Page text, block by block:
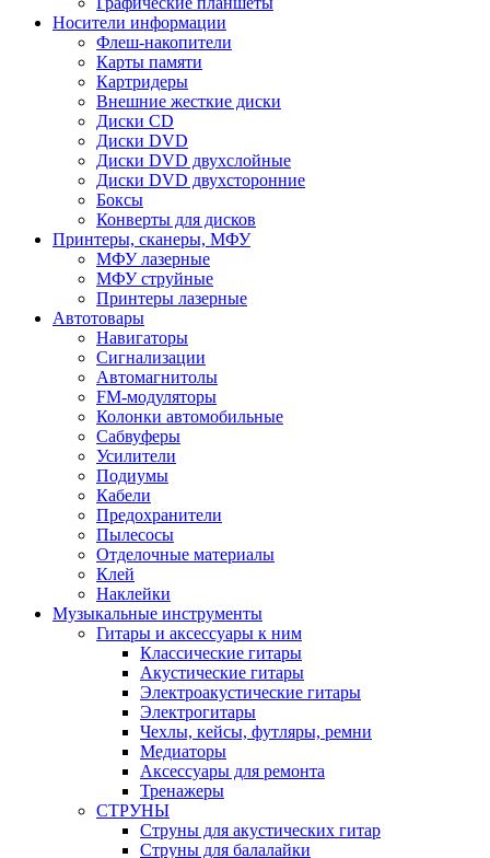
Носители информации
Флеш-накопители
Карты памяти
Картридеры
Внешние жесткие диски
Диски CD
Диски DVD
Диски DVD двухслойные
Диски DVD двухсторонние
Боксы
Конверты для дисков
Принтеры, сканеры, МФУ
МФУ лазерные
МФУ струйные
Принтеры лазерные
Автотовары
Навигаторы
Сигнализации
Автомагнитолы
FM-модуляторы
Колонки автомобильные
Сабвуферы
Усилители
Подиумы
Кабели
Предохранители
Пылесосы
Отделочные материалы
Клей
Наклейки
Музыкальные инструменты
Гитары и аксессуары к ним
Классические гитары
Акустические гитары
Электроакустические гитары
Электрогитары
Чехлы, кейсы, футляры, ремни
Медиаторы
Аксессуары для ремонта
Тренажеры
СТРУНЫ
Струны для акустических гитар
Струны для балалайки